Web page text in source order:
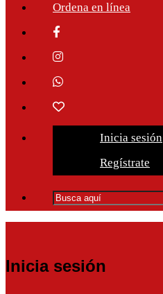
Ordena en línea
Inicia sesión
Regístrate
Inicia sesión